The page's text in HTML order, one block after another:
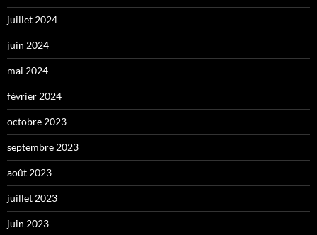
juillet 2024
juin 2024
mai 2024
février 2024
octobre 2023
septembre 2023
août 2023
juillet 2023
juin 2023